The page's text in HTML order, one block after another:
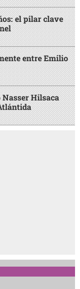
el pilar clave
entre Emilio
Hilsaca